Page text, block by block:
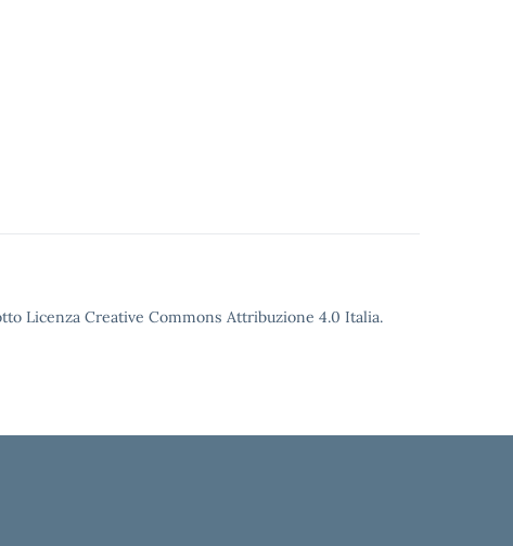
Licenza Creative Commons Attribuzione 4.0 Italia.